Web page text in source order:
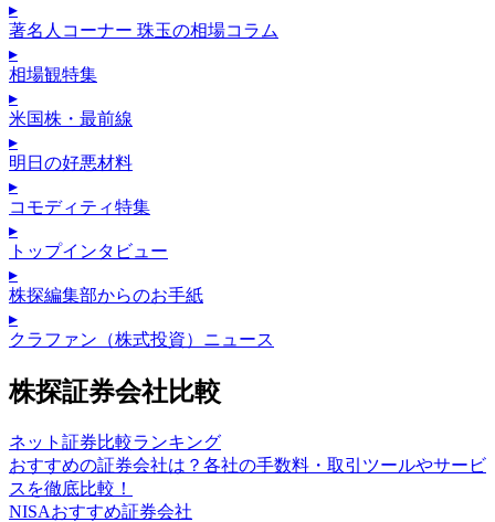
▸
著名人コーナー 珠玉の相場コラム
▸
相場観特集
▸
米国株・最前線
▸
明日の好悪材料
▸
コモディティ特集
▸
トップインタビュー
▸
株探編集部からのお手紙
▸
クラファン（株式投資）ニュース
株探証券会社比較
ネット証券比較ランキング
おすすめの証券会社は？各社の手数料・取引ツールやサービ
スを徹底比較！
NISAおすすめ証券会社